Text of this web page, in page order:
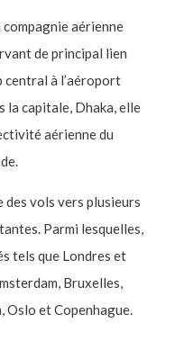
aérienne
de principal lien
central à l’aéroport
la capitale, Dhaka, elle
aérienne du
vols vers plusieurs
Parmi lesquelles,
tels que Londres et
Bruxelles,
Oslo et Copenhague.